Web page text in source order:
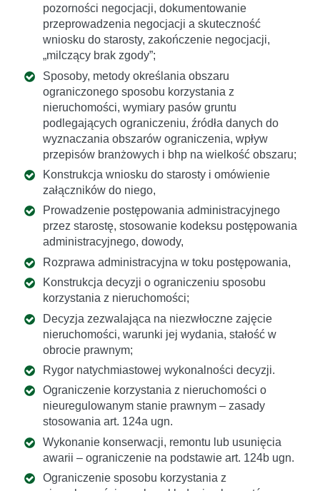
pozorności negocjacji, dokumentowanie
przeprowadzenia negocjacji a skuteczność
wniosku do starosty, zakończenie negocjacji,
„milczący brak zgody”;
Sposoby, metody określania obszaru
ograniczonego sposobu korzystania z
nieruchomości, wymiary pasów gruntu
podlegających ograniczeniu, źródła danych do
wyznaczania obszarów ograniczenia, wpływ
przepisów branżowych i bhp na wielkość obszaru;
Konstrukcja wniosku do starosty i omówienie
załączników do niego,
Prowadzenie postępowania administracyjnego
przez starostę, stosowanie kodeksu postępowania
administracyjnego, dowody,
Rozprawa administracyjna w toku postępowania,
Konstrukcja decyzji o ograniczeniu sposobu
korzystania z nieruchomości;
Decyzja zezwalająca na niezwłoczne zajęcie
nieruchomości, warunki jej wydania, stałość w
obrocie prawnym;
Rygor natychmiastowej wykonalności decyzji.
Ograniczenie korzystania z nieruchomości o
nieuregulowanym stanie prawnym – zasady
stosowania art. 124a ugn.
Wykonanie konserwacji, remontu lub usunięcia
awarii – ograniczenie na podstawie art. 124b ugn.
Ograniczenie sposobu korzystania z